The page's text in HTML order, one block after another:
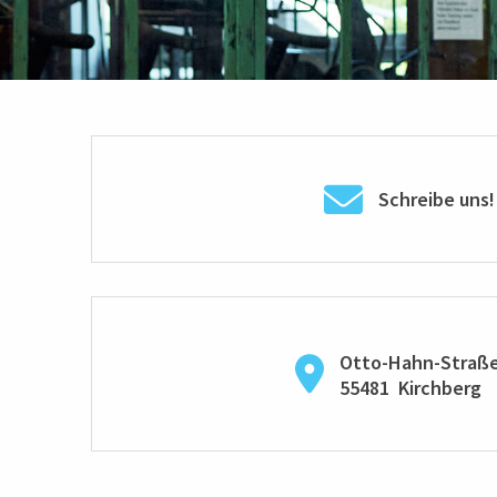
Schreibe uns!
Otto-Hahn-
55481 Kirchberg